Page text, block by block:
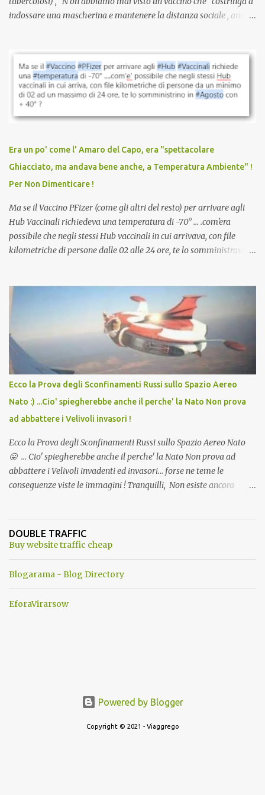
indossare una mascherina e mantenere la distanza sociale , anche
vaccinazione. Non avevamo mai sentito parlare di ricompense,
sconti, incentivi per vaccinarsi. Non avevamo mai visto
discriminazioni per coloro che non l’hanno fatto. Se non sei stato
vaccinato, nessuno aveva prima cercato di farti sentire una
persona cattiva. Non avevamo mai visto un vaccino che minacci le
vaccino usato per minacciare i mezzi di sussistenza, il lavoro o la
scuola. Non avevamo mai visto un vaccino che permettesse a un
dodicenne di ignorare il consenso dei genitori. Dopo tutti i vaccini
che abbiamo elencato sopra...
Era un po' come l' Amaro del Capo, era "spettacolare
Ghiacciato, ma andava bene anche, a Temperatura Ambiente" !
Per Non Dimenticare !
Ma se il Vaccino PFizer (come gli altri del resto) per arrivare agli
Hub Vaccinali richiedeva una temperatura di -70° ... .com'era
possibile che negli stessi Hub vaccinali in cui arrivava, con file
kilometriche di persone dalle 02 alle 24 ore, te lo somministravano
Vaccino come: l' Amaro del Capo, era "spettacolare Ghiacciato, ma
andava bene anche, a Temperatura Ambiente"! Riproponiamo
l'articolo per NON Dimenticare!
Ecco la Prova degli Sconfinamenti Russi sullo Spazio Aereo
Nato :) ...Cio' spiegherebbe anche il perche' la Nato Non prova
ad abbattere i Velivoli invasori !
Ecco la Prova degli Sconfinamenti Russi sullo Spazio Aereo Nato
😛 ... Cio' spiegherebbe anche il perche' la Nato Non prova ad
abbattere i Velivoli invadenti ed invasori... forse ne teme le
conseguenze viste le immagini ! Tranquilli, Non esiste ancora
ancora una fantasia Nato o forse una "False Flag", per provocare
una guerra mondiale che difficilmente da menti sane, potrebbe
DOUBLE TRAFFIC
Buy website traffic cheap
Blogarama - Blog Directory
EforaVirarsow
Powered by Blogger
Copyright © 2021 - Viaggrego